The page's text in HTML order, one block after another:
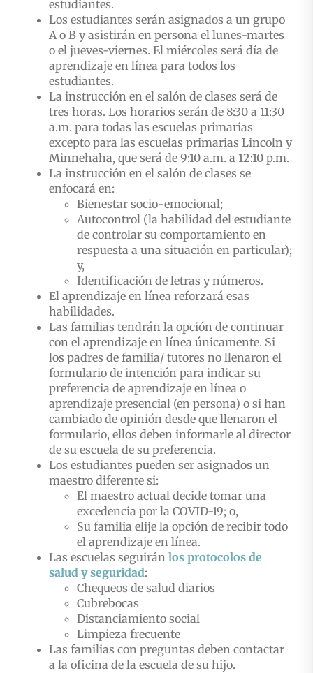
estudiantes.
Los estudiantes serán asignados a un grupo
A o B y asistirán en persona el lunes-martes
o el jueves-viernes. El miércoles será día de
aprendizaje en línea para todos los
estudiantes.
La instrucción en el salón de clases será de
tres horas. Los horarios serán de 8:30 a 11:30
a.m. para todas las escuelas primarias
excepto para las escuelas primarias Lincoln y
Minnehaha, que será de 9:10 a.m. a 12:10 p.m.
La instrucción en el salón de clases se
enfocará en:
Bienestar socio-emocional;
Autocontrol (la habilidad del estudiante
de controlar su comportamiento en
respuesta a una situación en particular);
y,
Identificación de letras y números.
El aprendizaje en línea reforzará esas
habilidades.
Las familias tendrán la opción de continuar
con el aprendizaje en línea únicamente. Si
los padres de familia/ tutores no llenaron el
formulario de intención para indicar su
preferencia de aprendizaje en línea o
aprendizaje presencial (en persona) o si han
cambiado de opinión desde que llenaron el
formulario, ellos deben informarle al director
de su escuela de su preferencia.
Los estudiantes pueden ser asignados un
maestro diferente si:
El maestro actual decide tomar una
excedencia por la COVID-19; o,
Su familia elije la opción de recibir todo
el aprendizaje en línea.
Las escuelas seguirán los protocolos de
salud y seguridad:
Chequeos de salud diarios
Cubrebocas
Distanciamiento social
Limpieza frecuente
Las familias con preguntas deben contactar
a la oficina de la escuela de su hijo.